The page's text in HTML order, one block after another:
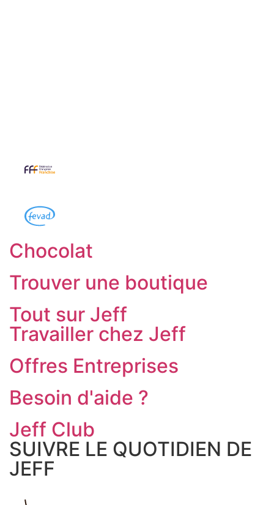
Chocolat
Trouver une boutique
Tout sur Jeff
Travailler chez Jeff
Offres Entreprises
Besoin d'aide ?
Jeff Club
SUIVRE LE QUOTIDIEN DE
JEFF